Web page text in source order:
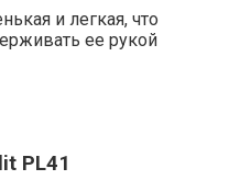
и легкая, что
ее рукой
PL41